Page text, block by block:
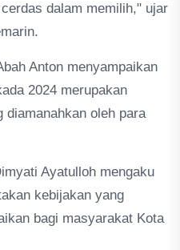
dalam memilih," ujar
Anton menyampaikan
2024 merupakan
diamanahkan oleh para
Ayatulloh mengaku
kebijakan yang
bagi masyarakat Kota